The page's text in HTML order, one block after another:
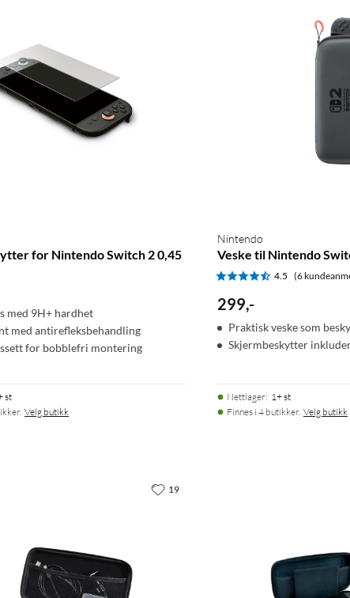
for Nintendo Switch 2 0,45
med 9H+ hardhet
med antirefleksbehandling
for bobblefri montering
st
Velg butikk
Nintendo
Veske til Nintendo
4.5 (6
299,-
Praktisk veske som
Skjermbeskytter
Nettlager: 1+ st
Finnes i 4 butikker. Velg butikk
19